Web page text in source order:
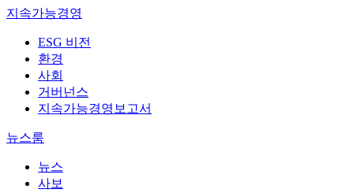
지속가능경영
ESG 비전
환경
사회
거버넌스
지속가능경영보고서
뉴스룸
뉴스
사보